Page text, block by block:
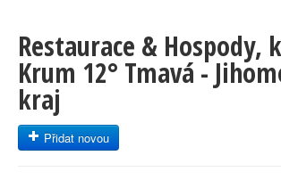
Restaurace & Hospody,
Krum 12° Tmavá -
kraj
Přidat novou